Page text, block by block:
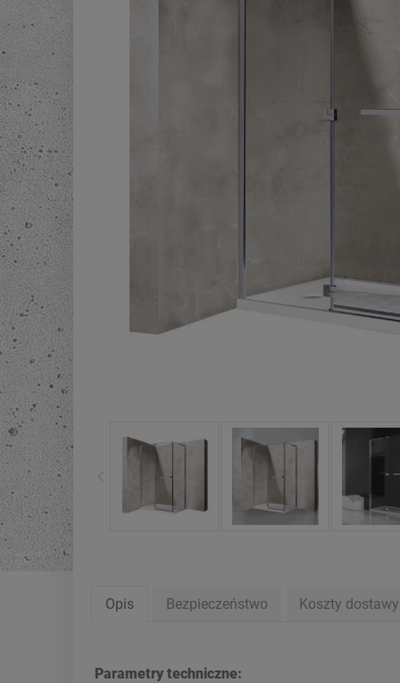
Opis Bezpieczeństwo Koszty dostawy
Parametry techniczne: